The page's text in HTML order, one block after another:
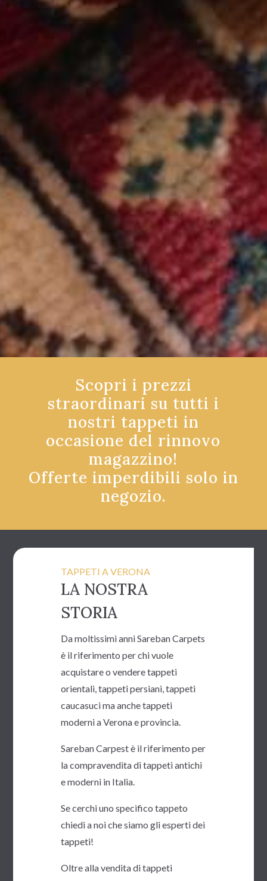
Scopri i prezzi
straordinari su tutti i
nostri tappeti in
occasione del rinnovo
magazzino!
Offerte imperdibili solo in
negozio.
TAPPETI A VERONA
LA NOSTRA
STORIA
Da moltissimi anni Sareban Carpets
è il riferimento per chi vuole
acquistare o vendere tappeti
orientali, tappeti persiani, tappeti
caucasuci ma anche tappeti
moderni a Verona e provincia.
Sareban Carpest è il riferimento per
la compravendita di tappeti antichi
e moderni in Italia.
Se cerchi uno specifico tappeto
chiedi a noi che siamo gli esperti dei
tappeti!
Oltre alla vendita di tappeti